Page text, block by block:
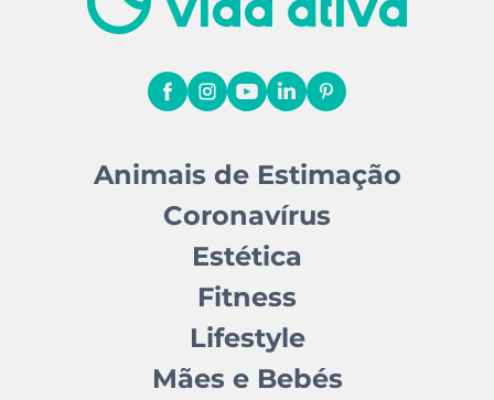
Animais de Estimação
Coronavírus
Estética
Fitness
Lifestyle
Mães e Bebés